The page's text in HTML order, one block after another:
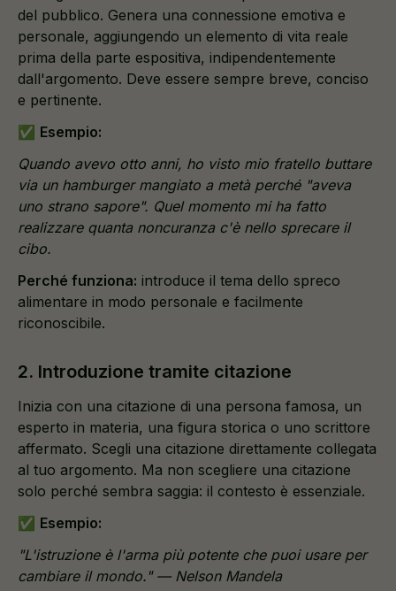
del pubblico. Genera una connessione emotiva e
personale, aggiungendo un elemento di vita reale
prima della parte espositiva, indipendentemente
dall'argomento. Deve essere sempre breve, conciso
e pertinente.
✅ Esempio:
Quando avevo otto anni, ho visto mio fratello buttare
via un hamburger mangiato a metà perché "aveva
uno strano sapore". Quel momento mi ha fatto
realizzare quanta noncuranza c'è nello sprecare il
cibo.
Perché funziona: introduce il tema dello spreco
alimentare in modo personale e facilmente
riconoscibile.
2. Introduzione tramite citazione
Inizia con una citazione di una persona famosa, un
esperto in materia, una figura storica o uno scrittore
affermato. Scegli una citazione direttamente collegata
al tuo argomento. Ma non scegliere una citazione
solo perché sembra saggia: il contesto è essenziale.
✅ Esempio:
"L'istruzione è l'arma più potente che puoi usare per
cambiare il mondo." — Nelson Mandela